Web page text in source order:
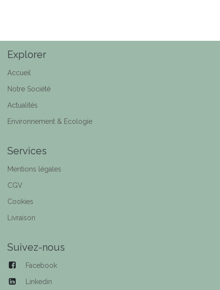
Explorer
Accueil
Notre Société
Actualités
Environnement & Ecologie
Services
Mentions légales
CGV
Cookies
Livraison
Suivez-nous
Facebook
Linkedin